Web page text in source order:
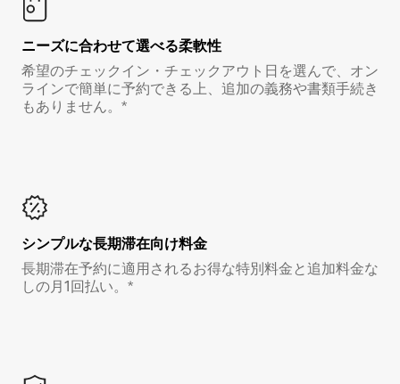
ニーズに合わせて選べる柔軟性
希望のチェックイン・チェックアウト日を選んで、オン
ラインで簡単に予約できる上、追加の義務や書類手続き
もありません。*
シンプルな長期滞在向け料金
長期滞在予約に適用されるお得な特別料金と追加料金な
しの月1回払い。*